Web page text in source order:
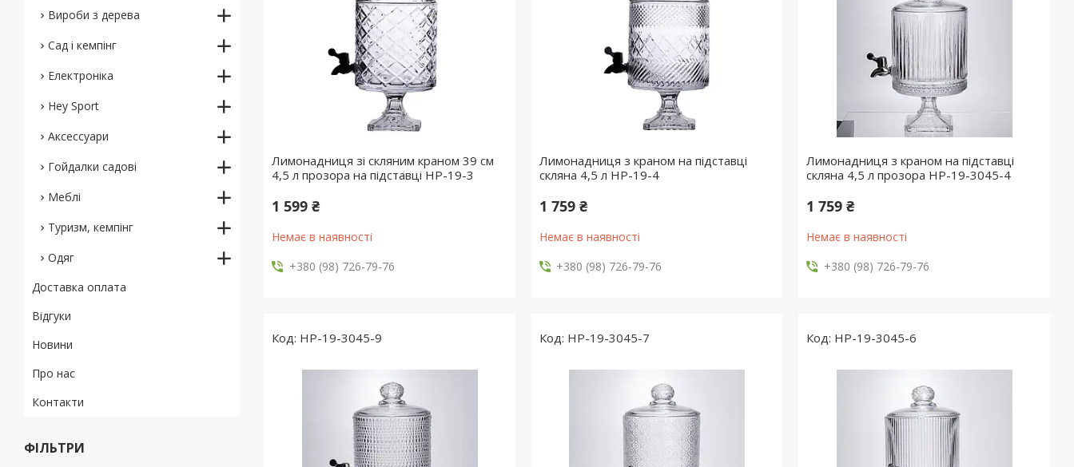
Лимонадниця зі скляним краном 39 см
4,5 л прозора на підставці HP-19-3
1 599 ₴
Немає в наявності
+380 (98) 726-79-76
Лимонадниця з краном на підставці
скляна 4,5 л HP-19-4
1 759 ₴
Немає в наявності
+380 (98) 726-79-76
Лимонадниця з краном на підставці
скляна 4,5 л прозора HP-19-3045-4
1 759 ₴
Немає в наявності
+380 (98) 726-79-76
HP-19-3045-9 HP-19-3045-7 HP-19-3045-6
Вироби з дерева
Сад і кемпінг
Електроніка
Hey Sport
Аксессуари
Гойдалки садові
Меблі
Туризм, кемпінг
Одяг
Доставка оплата
Відгуки
Новини
Про нас
Контакти
ФІЛЬТРИ